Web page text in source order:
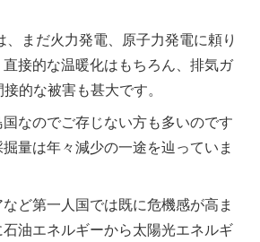
、まだ火力発電、原子力発電に頼り
接的な温暖化はもちろん、排気ガ
的な被害も甚大です。
なのでご存じない方も多いのです
量は年々減少の一途を辿っていま
ど第一人国では既に危機感が高ま
油エネルギーから太陽光エネルギ